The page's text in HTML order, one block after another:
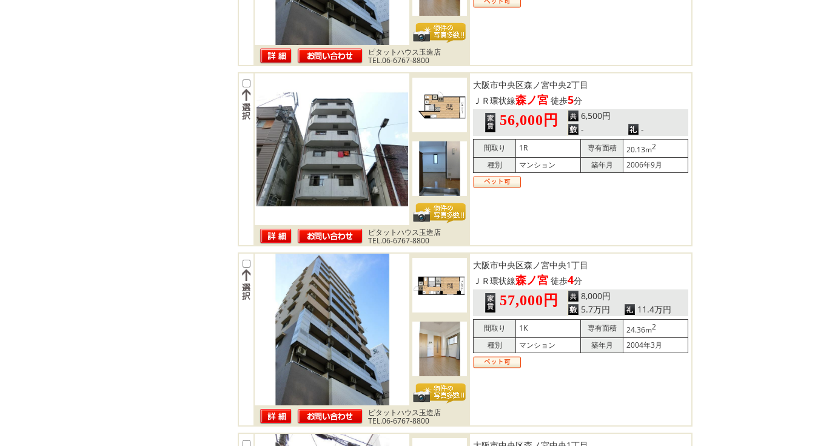
ピタットハウス玉造店
TEL.06-6767-8800
大阪市中央区森ノ宮中央2丁目
ＪＲ環状線森ノ宮 徒歩5分
56,000円
6,500円
-
-
間取り 1R 専有面積 20.13m2
種別
マンション 築年月 2006年9月
ピタットハウス玉造店
TEL.06-6767-8800
大阪市中央区森ノ宮中央1丁目
ＪＲ環状線森ノ宮 徒歩4分
57,000円
8,000円
5.7万円
11.4万円
間取り 1K 専有面積 24.36m2
種別
マンション 築年月 2004年3月
ピタットハウス玉造店
TEL.06-6767-8800